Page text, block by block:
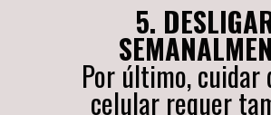
5.
Por último, cuidar
celular requer